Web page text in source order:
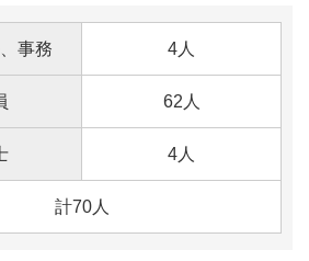
事務 4人
62人
4人
計70人